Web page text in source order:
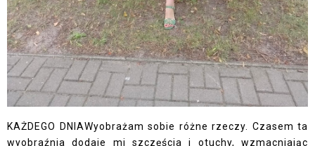
KAŻDEGO DNIAWyobrażam sobie różne rzeczy. Czasem ta
wyobraźnia dodaje mi szczęścia i otuchy, wzmacniając